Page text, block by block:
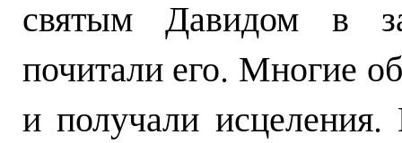
святым Давидом в
почитали его. Многие
и получали